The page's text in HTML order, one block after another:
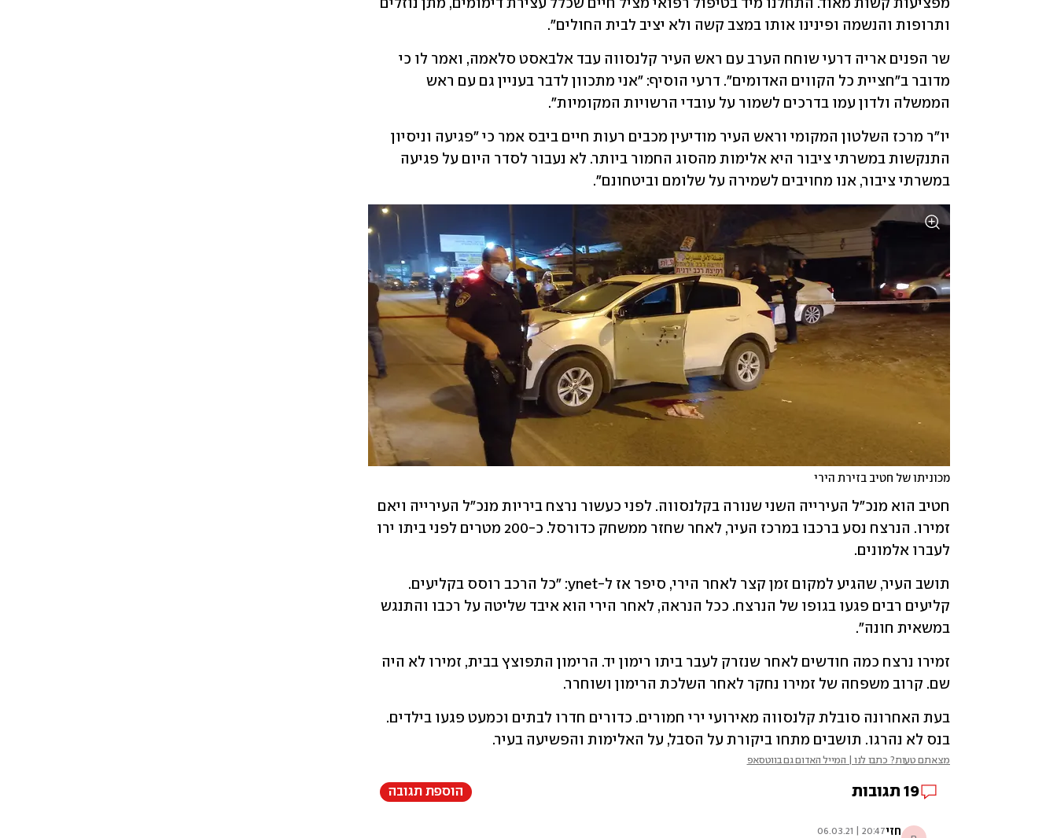
ותרופות והנשמה ופינינו אותו במצב קשה ולא יציב לבית החולים".
הממשלה ולדון עמו בדרכים לשמור על עובדי הרשויות המקומיות".
במשרתי ציבור, אנו מחויבים לשמירה על שלומם וביטחונם".
מכוניתו של חטיב בזירת הירי
לעברו אלמונים.
במשאית חונה".
שם. קרוב משפחה של זמירו נחקר לאחר השלכת הרימון ושוחרר.
בנס לא נהרגו. תושבים מתחו ביקורת על הסבל, על האלימות והפשיעה בעיר.
מצאתם טעות? כתבו לנו | המייל האדום גם בווטסאפ
19 תגובות הוספת תגובה
חזי20:47 | 06.03.21